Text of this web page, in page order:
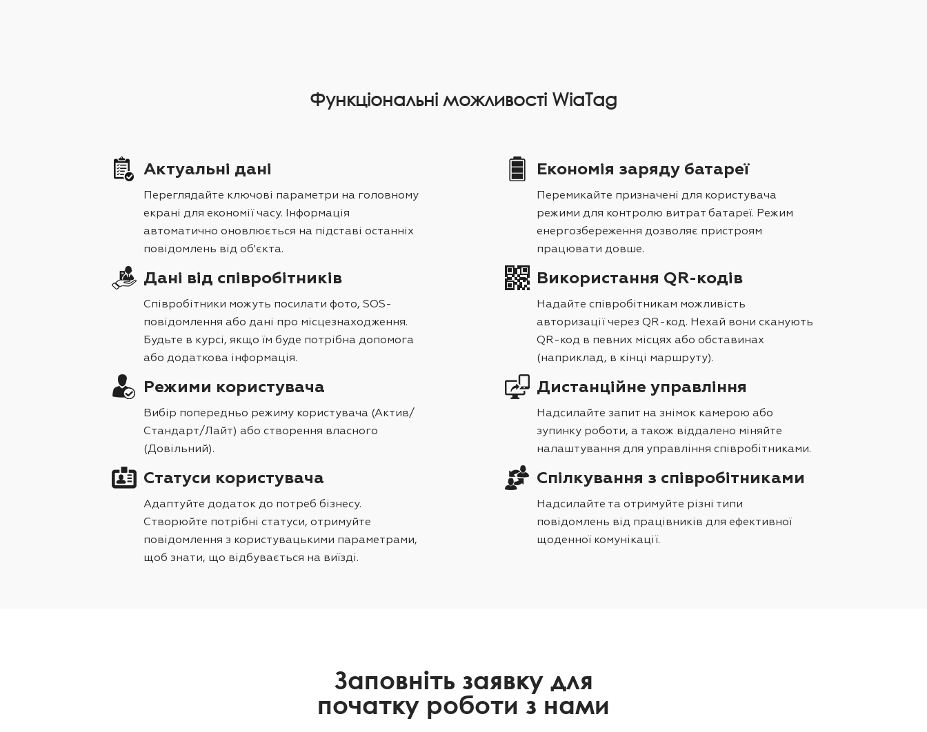
Функціональні можливості WiaTag
Актуальні дані
Переглядайте ключові параметри на головному
екрані для економії часу. Інформація
автоматично оновлюється на підставі останніх
повідомлень від об'єкта.
Дані від співробітників
Співробітники можуть посилати фото, SOS-
повідомлення або дані про місцезнаходження.
Будьте в курсі, якщо їм буде потрібна допомога
або додаткова інформація.
Режими користувача
Вибір попередньо режиму користувача (Актив/
Стандарт/Лайт) або створення власного
(Довільний).
Статуси користувача
Адаптуйте додаток до потреб бізнесу.
Створюйте потрібні статуси, отримуйте
повідомлення з користувацькими параметрами,
щоб знати, що відбувається на виїзді.
Економія заряду батареї
Перемикайте призначені для користувача
режими для контролю витрат батареї. Режим
енергозбереження дозволяє пристроям
працювати довше.
Використання QR-кодів
Надайте співробітникам можливість
авторизації через QR-код. Нехай вони сканують
QR-код в певних місцях або обставинах
(наприклад, в кінці маршруту).
Дистанційне управління
Надсилайте запит на знімок камерою або
зупинку роботи, а також віддалено міняйте
налаштування для управління співробітниками.
Спілкування з співробітниками
Надсилайте та отримуйте різні типи
повідомлень від працівників для ефективної
щоденної комунікації.
Заповніть заявку для
початку роботи з нами